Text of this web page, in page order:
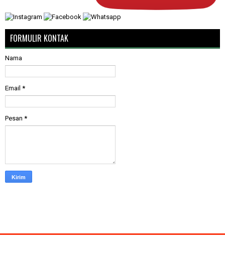
FORMULIR KONTAK
Nama
Email *
Pesan *